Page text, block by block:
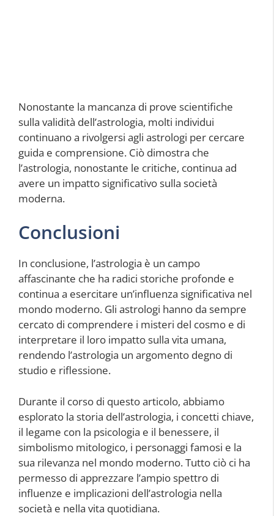
Nonostante la mancanza di prove scientifiche
sulla validità dell’astrologia, molti individui
continuano a rivolgersi agli astrologi per cercare
guida e comprensione. Ciò dimostra che
l’astrologia, nonostante le critiche, continua ad
avere un impatto significativo sulla società
moderna.
Conclusioni
In conclusione, l’astrologia è un campo
affascinante che ha radici storiche profonde e
continua a esercitare un’influenza significativa nel
mondo moderno. Gli astrologi hanno da sempre
cercato di comprendere i misteri del cosmo e di
interpretare il loro impatto sulla vita umana,
rendendo l’astrologia un argomento degno di
studio e riflessione.
Durante il corso di questo articolo, abbiamo
esplorato la storia dell’astrologia, i concetti chiave,
il legame con la psicologia e il benessere, il
simbolismo mitologico, i personaggi famosi e la
sua rilevanza nel mondo moderno. Tutto ciò ci ha
permesso di apprezzare l’ampio spettro di
influenze e implicazioni dell’astrologia nella
società e nella vita quotidiana.